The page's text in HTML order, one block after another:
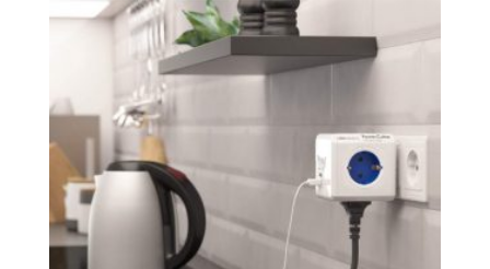
era:
39,00€.
è:
29,00€.